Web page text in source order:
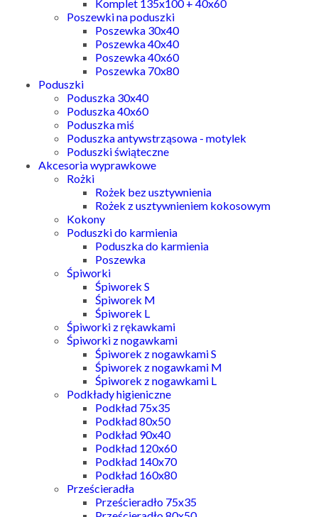
Komplet 135x100 + 40x60
Poszewki na poduszki
Poszewka 30x40
Poszewka 40x40
Poszewka 40x60
Poszewka 70x80
Poduszki
Poduszka 30x40
Poduszka 40x60
Poduszka miś
Poduszka antywstrząsowa - motylek
Poduszki świąteczne
Akcesoria wyprawkowe
Rożki
Rożek bez usztywnienia
Rożek z usztywnieniem kokosowym
Kokony
Poduszki do karmienia
Poduszka do karmienia
Poszewka
Śpiworki
Śpiworek S
Śpiworek M
Śpiworek L
Śpiworki z rękawkami
Śpiworki z nogawkami
Śpiworek z nogawkami S
Śpiworek z nogawkami M
Śpiworek z nogawkami L
Podkłady higieniczne
Podkład 75x35
Podkład 80x50
Podkład 90x40
Podkład 120x60
Podkład 140x70
Podkład 160x80
Prześcieradła
Prześcieradło 75x35